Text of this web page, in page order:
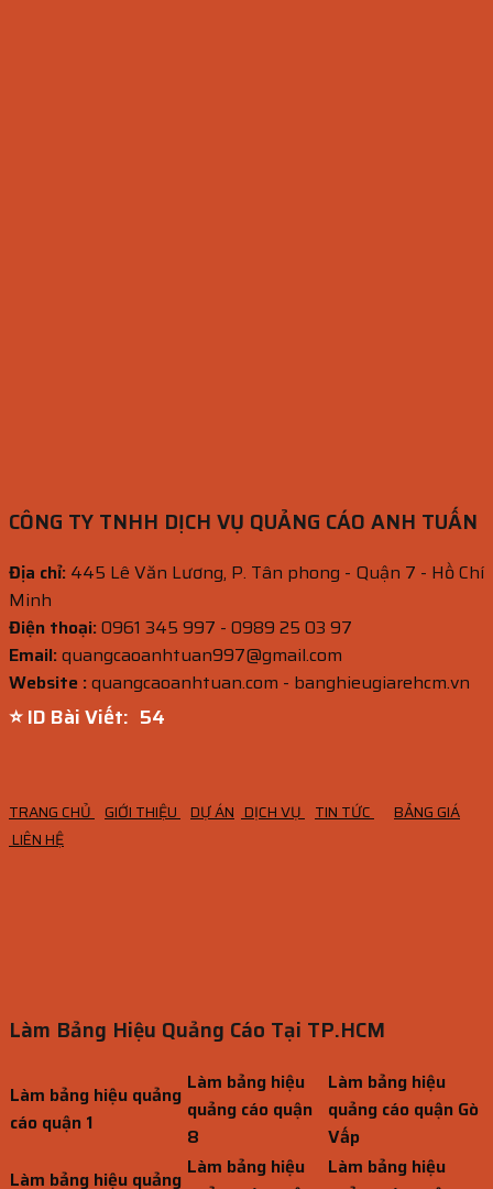
CÔNG TY TNHH DỊCH VỤ QUẢNG CÁO ANH TUẤN
Địa chỉ: 445 Lê Văn Lương, P. Tân phong - Quận 7 - Hồ Chí
Minh
Điện thoại:0961 345 997 - 0989 25 03 97
Email:quangcaoanhtuan997@gmail.com
Website :quangcaoanhtuan.com - banghieugiarehcm.vn
⭐ ID Bài Viết: 52
TRANG CHỦ GIỚI THIỆU DỰ ÁN DỊCH VỤ TIN TỨC
BẢNG GIÁ
LIÊN HỆ
Làm Bảng Hiệu Quảng Cáo Tại TP.HCM
Làm bảng hiệu quảng
cáo quận 1
Làm bảng hiệu
quảng cáo quận
8
Làm bảng hiệu
quảng cáo quận Gò
Vấp
Làm bảng hiệu quảng Làm bảng hiệu
Làm bảng hiệu